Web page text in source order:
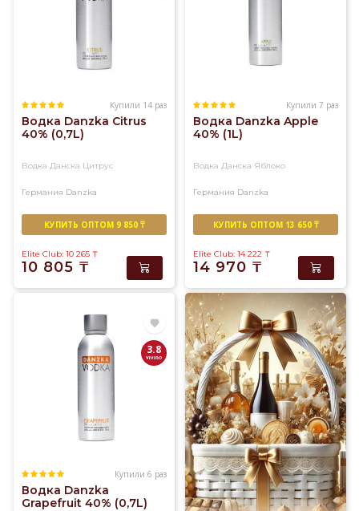
Купили 14 раз
Водка Danzka Citrus
40% (0,7L)
Водка Данска Цитрус
Германия Danzka
КУПИТЬ ОПТОМ 9 850 ₸
Elite Club: 10 265 ₸
10 805 ₸
Купили 7 раз
Водка Danzka Apple
40% (1L)
Водка Данска Яблоко
Германия Danzka
КУПИТЬ ОПТОМ 13 650 ₸
Elite Club: 14 222 ₸
14 970 ₸
3.8
Купили 6 раз
Водка Danzka
Grapefruit 40% (0,7L)